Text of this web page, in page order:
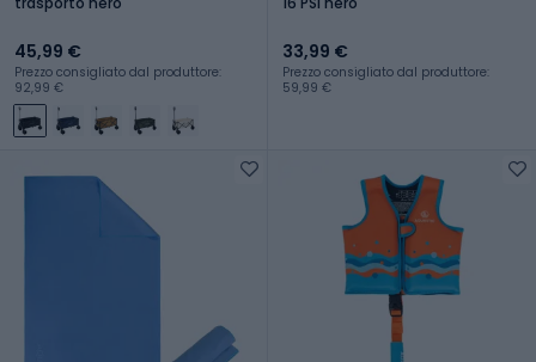
45,99 €
Prezzo consigliato dal produttore:
92,99 €
33,99 €
Prezzo consigliato dal produttore:
59,99 €